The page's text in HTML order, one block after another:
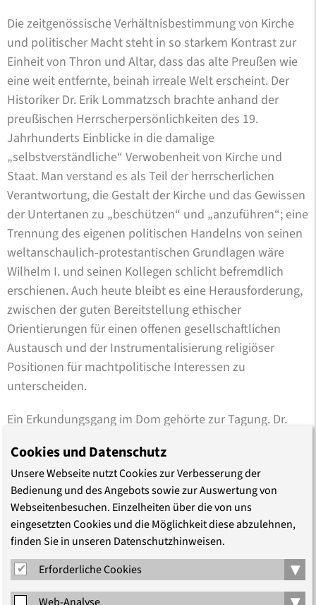
Die zeitgenössische Verhältnisbestimmung von Kirche
und politischer Macht steht in so starkem Kontrast zur
Einheit von Thron und Altar, dass das alte Preußen wie
eine weit entfernte, beinah irreale Welt erscheint. Der
Historiker Dr. Erik Lommatzsch brachte anhand der
preußischen Herrscherpersönlichkeiten des 19.
Jahrhunderts Einblicke in die damalige
„selbstverständliche“ Verwobenheit von Kirche und
Staat. Man verstand es als Teil der herrscherlichen
Verantwortung, die Gestalt der Kirche und das Gewissen
der Untertanen zu „beschützen“ und „anzuführen“; eine
Trennung des eigenen politischen Handelns von seinen
weltanschaulich-protestantischen Grundlagen wäre
Wilhelm I. und seinen Kollegen schlicht befremdlich
erschienen. Auch heute bleibt es eine Herausforderung,
zwischen der guten Bereitstellung ethischer
Orientierungen für einen offenen gesellschaftlichen
Austausch und der Instrumentalisierung religiöser
Positionen für machtpolitische Interessen zu
unterscheiden.
Ein Erkundungsgang im Dom gehörte zur Tagung. Dr.
Dr. Petra Zimmermann sprachen in der Kaiserloge, unter
der hohen Kuppel und im Altarraum über die kulturellen
Inszenierungen von Macht. Die Kaiserloge inszeniert die
kaiserliche Macht klar und deutlich mit dem Thron und
dem großen rote „Passe-partout“ dahinter. Doch
zugleich den kaiserlichen Machtanspruch innerhalb der
Kirche, indem sie mit großen Lettern über den Thron
Cookies und Datenschutz
Unsere Webseite nutzt Cookies zur Verbesserung der
Bedienung und des Angebots sowie zur Auswertung von
Webseitenbesuchen. Einzelheiten über die von uns
eingesetzten Cookies und die Möglichkeit diese abzulehnen,
finden Sie in unseren Datenschutzhinweisen.
Erforderliche Cookies
▾